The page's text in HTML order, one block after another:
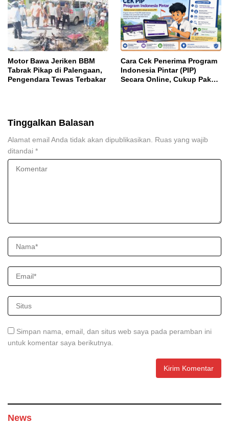
Motor Bawa Jeriken BBM
Tabrak Pikap di Palengaan,
Pengendara Tewas Terbakar
Cara Cek Penerima Program
Indonesia Pintar (PIP)
Secara Online, Cukup Pakai
Tinggalkan Balasan
Alamat email Anda tidak akan dipublikasikan. Ruas yang wajib
ditandai *
Simpan nama, email, dan situs web saya pada peramban ini
untuk komentar saya berikutnya.
News